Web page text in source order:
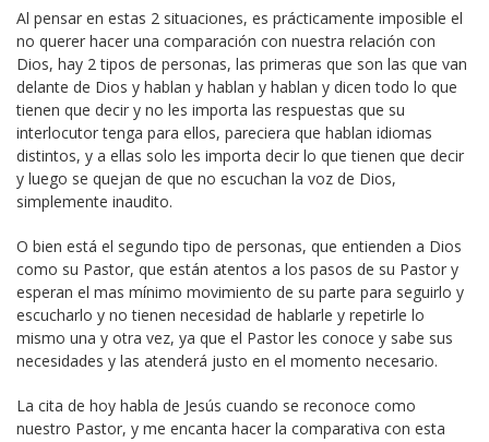
Al pensar en estas 2 situaciones, es prácticamente imposible el
no querer hacer una comparación con nuestra relación con
Dios, hay 2 tipos de personas, las primeras que son las que van
delante de Dios y hablan y hablan y hablan y dicen todo lo que
tienen que decir y no les importa las respuestas que su
interlocutor tenga para ellos, pareciera que hablan idiomas
distintos, y a ellas solo les importa decir lo que tienen que decir
y luego se quejan de que no escuchan la voz de Dios,
simplemente inaudito.
O bien está el segundo tipo de personas, que entienden a Dios
como su Pastor, que están atentos a los pasos de su Pastor y
esperan el mas mínimo movimiento de su parte para seguirlo y
escucharlo y no tienen necesidad de hablarle y repetirle lo
mismo una y otra vez, ya que el Pastor les conoce y sabe sus
necesidades y las atenderá justo en el momento necesario.
La cita de hoy habla de Jesús cuando se reconoce como
nuestro Pastor, y me encanta hacer la comparativa con esta